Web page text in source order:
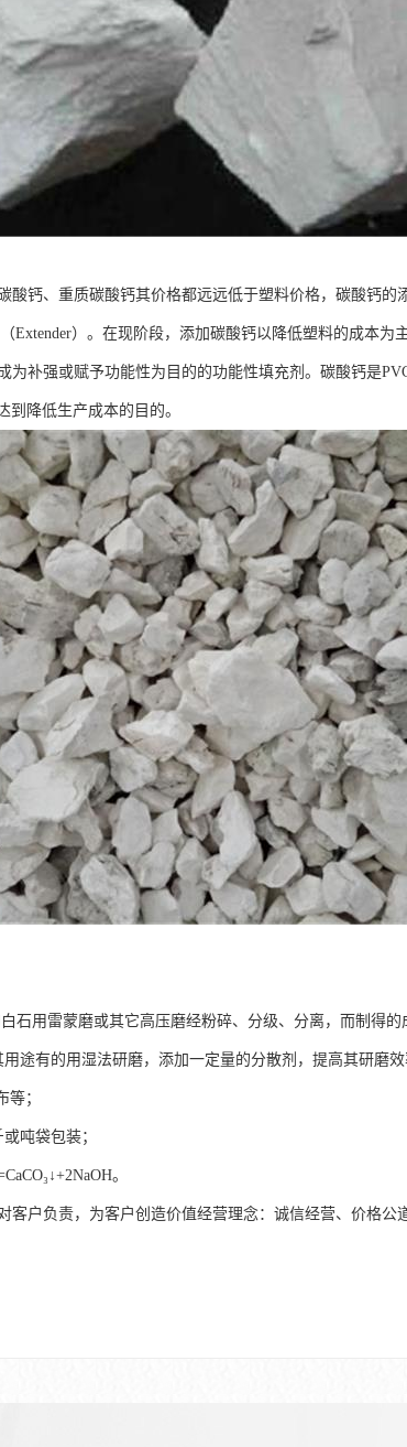
酸钙、重质碳酸钙其价格都远远低于塑料价格，碳酸钙的
Extender）。在现阶段，添加碳酸钙以降低塑料的成本为
为补强或赋予功能性为目的的功能性填充剂。碳酸钙是
到降低生产成本的目的。
石用雷蒙磨或其它高压磨经粉碎、分级、分离，而制得的
途有的用湿法研磨，添加一定量的分散剂，提高其研磨
；
吨袋包装；
。
客户负责，为客户创造价值经营理念：诚信经营、价格公